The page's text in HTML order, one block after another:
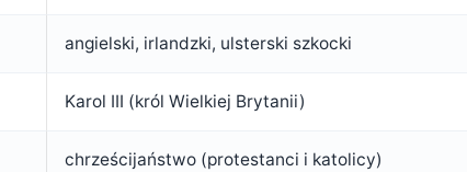
angielski, irlandzki, ulsterski szkocki
Karol III (król Wielkiej Brytanii)
chrześcijaństwo (protestanci i katolicy)